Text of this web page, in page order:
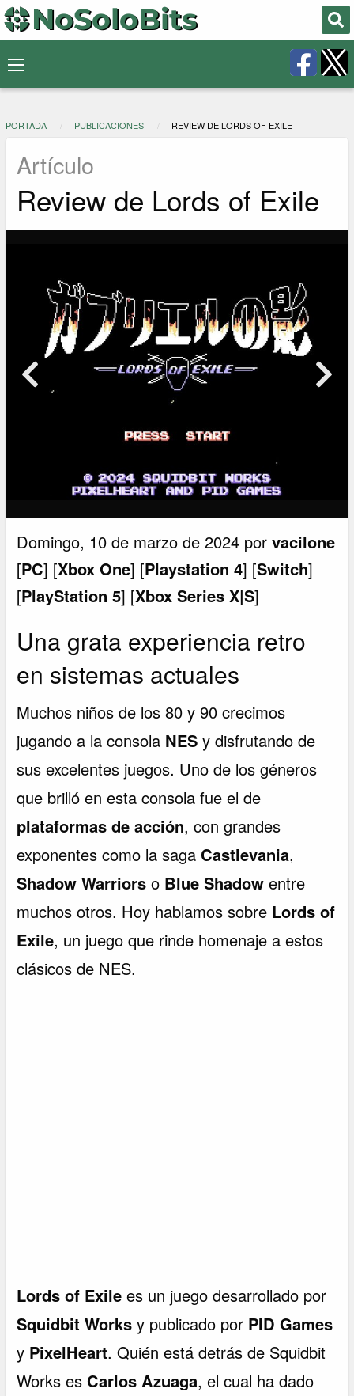
PORTADA PUBLICACIONES REVIEW DE LORDS OF EXILE
Artículo
Review de Lords of Exile
Domingo, 10 de marzo de 2024 porvacilone
[PC] [Xbox One] [Playstation 4] [Switch]
[PlayStation 5] [Xbox Series X|S]
Una grata experiencia retro
en sistemas actuales
Muchos niños de los 80 y 90 crecimos
jugando a la consola NESy disfrutando de
sus excelentes juegos. Uno de los géneros
que brilló en esta consola fue el de
plataformas de acción, con grandes
exponentes como la saga Castlevania,
Shadow Warriors o Blue Shadow entre
muchos otros. Hoy hablamos sobre Lords of
Exile, un juego que rinde homenaje a estos
clásicos de NES.
Lords of Exile es un juego desarrollado por
Squidbit Works y publicado por PID Games
y PixelHeart. Quién está detrás de Squidbit
Works es Carlos Azuaga, el cual ha dado